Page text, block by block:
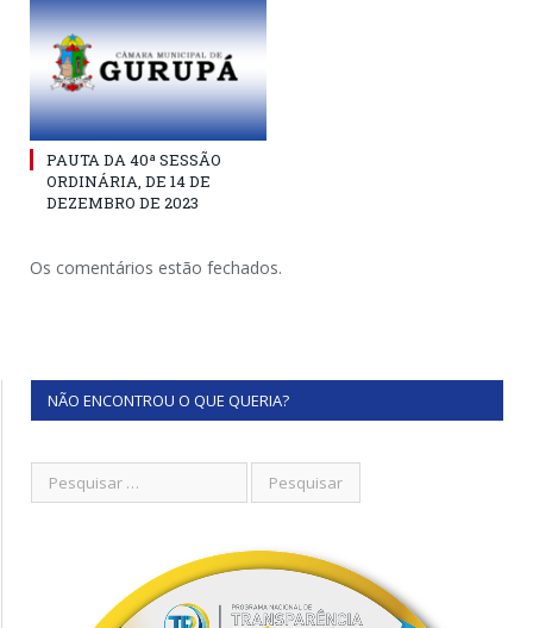
PAUTA DA 40ª SESSÃO
ORDINÁRIA, DE 14 DE
DEZEMBRO DE 2023
Os comentários estão fechados.
NÃO ENCONTROU O QUE QUERIA?